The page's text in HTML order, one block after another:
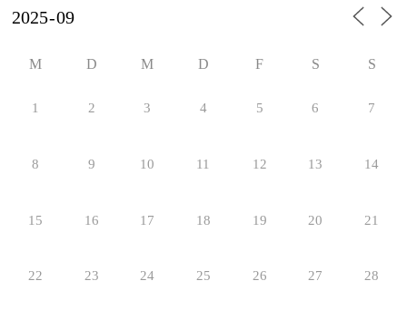
M D M D F S S
1 2 3 4 5 6 7
8 9 10 11 12 13 14
15 16 17 18 19 20 21
22 23 24 25 26 27 28